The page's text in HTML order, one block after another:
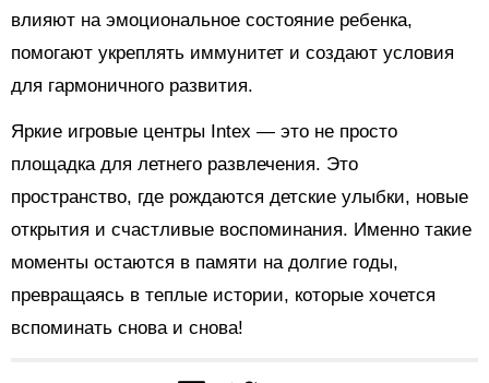
влияют на эмоциональное состояние ребенка,
помогают укреплять иммунитет и создают условия
для гармоничного развития.
Яркие игровые центры Intex — это не просто
площадка для летнего развлечения. Это
пространство, где рождаются детские улыбки, новые
открытия и счастливые воспоминания. Именно такие
моменты остаются в памяти на долгие годы,
превращаясь в теплые истории, которые хочется
вспоминать снова и снова!